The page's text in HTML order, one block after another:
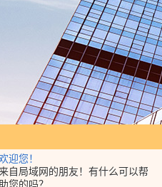
迎您！
自局域网的朋友！有什么可以帮
您的吗？
各类细